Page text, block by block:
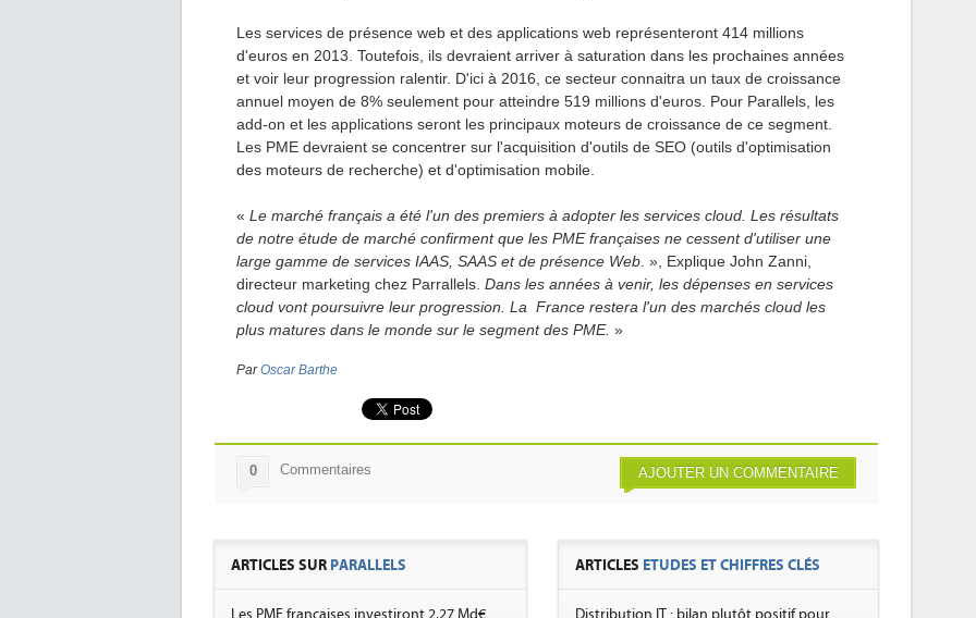
Les services de présence web et des applications web représenteront 414 millions
d'euros en 2013. Toutefois, ils devraient arriver à saturation dans les prochaines années
et voir leur progression ralentir. D'ici à 2016, ce secteur connaitra un taux de croissance
annuel moyen de 8% seulement pour atteindre 519 millions d'euros. Pour Parallels, les
add-on et les applications seront les principaux moteurs de croissance de ce segment.
Les PME devraient se concentrer sur l'acquisition d'outils de SEO (outils d'optimisation
des moteurs de recherche) et d'optimisation mobile.
« Le marché français a été l'un des premiers à adopter les services cloud. Les résultats
de notre étude de marché confirment que les PME françaises ne cessent d'utiliser une
large gamme de services IAAS, SAAS et de présence Web . », Explique John Zanni,
directeur marketing chez Parrallels. Dans les années à venir, les dépenses en services
cloud vont poursuivre leur progression. La France restera l'un des marchés cloud les
plus matures dans le monde sur le segment des PME. »
ParOscar Barthe
AJOUTER UN COMMENTAIRE
0 Commentaires
ARTICLES SUR PARALLELS ARTICLES ETUDES ET CHIFFRES CLÉS